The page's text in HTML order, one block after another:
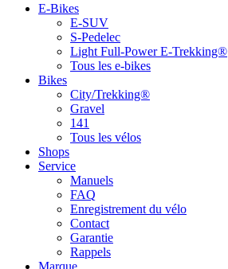
E-Bikes
E-SUV
S-Pedelec
Light Full-Power E-Trekking®
Tous les e-bikes
Bikes
City/Trekking®
Gravel
141
Tous les vélos
Shops
Service
Manuels
FAQ
Enregistrement du vélo
Contact
Garantie
Rappels
Marque